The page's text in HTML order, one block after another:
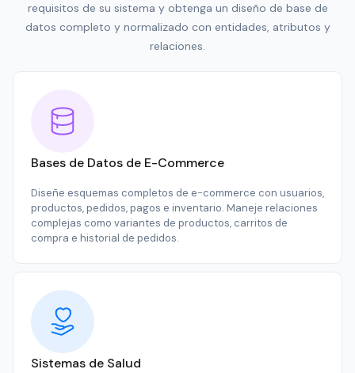
requisitos de su sistema y obtenga un diseño de base de
datos completo y normalizado con entidades, atributos y
relaciones.
Bases de Datos de E-Commerce
Diseñe esquemas completos de e-commerce con usuarios,
productos, pedidos, pagos e inventario. Maneje relaciones
complejas como variantes de productos, carritos de
compra e historial de pedidos.
Sistemas de Salud